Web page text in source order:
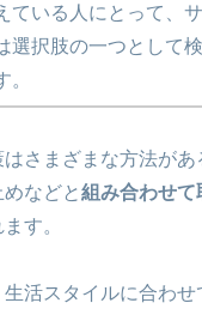
ている人にとって、
選択肢の一つとして
。
さまざまな方法があ
などと組み合わせて
す。
活スタイルに合わせ